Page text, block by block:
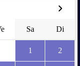
Sa Di
1 2